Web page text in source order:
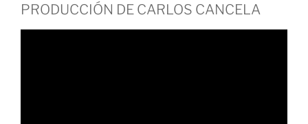
PRODUCCIÓN DE CARLOS CANCELA